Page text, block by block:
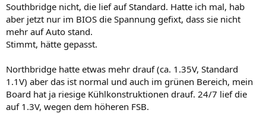
Southbridge nicht, die lief auf Standard. Hatte ich mal, hab
aber jetzt nur im BIOS die Spannung gefixt, dass sie nicht
mehr auf Auto stand.
Stimmt, hätte gepasst.
Northbridge hatte etwas mehr drauf (ca. 1.35V, Standard
1.1V) aber das ist normal und auch im grünen Bereich, mein
Board hat ja riesige Kühlkonstruktionen drauf. 24/7 lief die
auf 1.3V, wegen dem höheren FSB.